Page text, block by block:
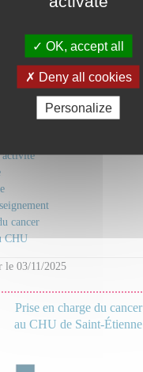
Cheffe de service :
Dr TRONE Jane Chloe
cancer
CHU
le 03/11/2025
Prise en charge du cancer
au CHU de Saint-Étienne
OK, accept all
Deny all cookies
Personalize